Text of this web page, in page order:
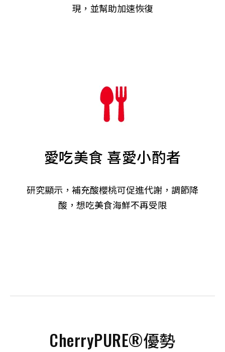
現，並幫助加速恢復
愛吃美食 喜愛小酌者
研究顯示，補充酸櫻桃可促進代謝，調節降
酸，想吃美食海鮮不再受限
CherryPURE®優勢